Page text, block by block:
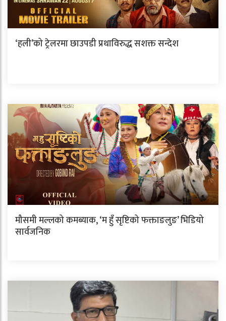
‘हली’को ट्रेलरमा छाउपडी प्रथाविरुद्ध सशक्त सन्देश
मौसमी मल्लको कमब्याक, ‘म हुँ सृष्टिको फक्ताङलुङ’ भिडियो
सार्वजनिक